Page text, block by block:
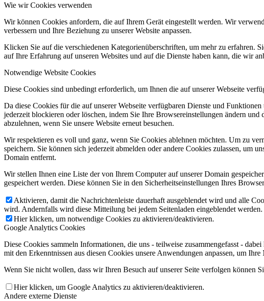
Wie wir Cookies verwenden
Wir können Cookies anfordern, die auf Ihrem Gerät eingestellt werden. Wir
verbessern und Ihre Beziehung zu unserer Website anpassen.
Klicken Sie auf die verschiedenen Kategorienüberschriften, um mehr zu erfahren.
auf Ihre Erfahrung auf unseren Websites und auf die Dienste haben kann, die wir
Notwendige Website Cookies
Diese Cookies sind unbedingt erforderlich, um Ihnen die auf unserer Webseite
Da diese Cookies für die auf unserer Webseite verfügbaren Dienste und
jederzeit blockieren oder löschen, indem Sie Ihre Browsereinstellungen ändern
abzulehnen, wenn Sie unsere Website erneut besuchen.
Wir respektieren es voll und ganz, wenn Sie Cookies ablehnen möchten. Um zu
speichern. Sie können sich jederzeit abmelden oder andere Cookies zulassen, um
Domain entfernt.
Wir stellen Ihnen eine Liste der von Ihrem Computer auf unserer Domain
gespeichert werden. Diese können Sie in den Sicherheitseinstellungen Ihres
Aktivieren, damit die Nachrichtenleiste dauerhaft ausgeblendet wird und alle
wird. Andernfalls wird diese Mitteilung bei jedem Seitenladen eingeblendet werden.
Hier klicken, um notwendige Cookies zu aktivieren/deaktivieren.
Google Analytics Cookies
Diese Cookies sammeln Informationen, die uns - teilweise zusammengefasst -
mit den Erkenntnissen aus diesen Cookies unsere Anwendungen anpassen, um
Wenn Sie nicht wollen, dass wir Ihren Besuch auf unserer Seite verfolgen können
Hier klicken, um Google Analytics zu aktivieren/deaktivieren.
Andere externe Dienste